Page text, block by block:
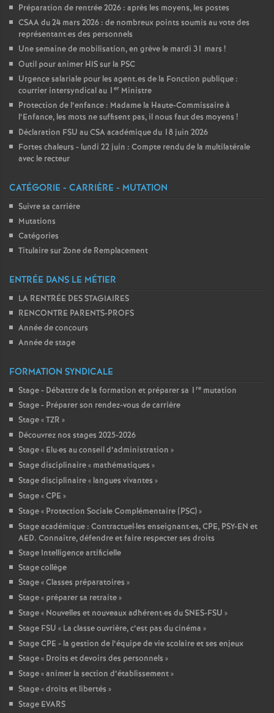
Préparation de rentrée 2026 : après les moyens, les postes
CSAA du 24 mars 2026 : de nombreux points soumis au vote des
représentant·es des personnels
Une semaine de mobilisation, en grève le mardi 31 mars !
Outil pour animer HIS sur la PSC
Urgence salariale pour les agent.es de la Fonction publique :
courrier intersyndical au 1 er Ministre
Protection de l’enfance : Madame la Haute-Commissaire à
l’Enfance, les mots ne suffisent pas, il nous faut des moyens !
Déclaration FSU au CSA académique du 18 juin 2026
Fortes chaleurs - lundi 22 juin : Compte rendu de la multilatérale
avec le recteur
CATÉGORIE - CARRIÈRE - MUTATION
Suivre sa carrière
Mutations
Catégories
Titulaire sur Zone de Remplacement
ENTRÉE DANS LE MÉTIER
LA RENTRÉE DES STAGIAIRES
RENCONTRE PARENTS-PROFS
Année de concours
Année de stage
FORMATION SYNDICALE
Stage - Débattre de la formation et préparer sa 1 re mutation
Stage - Préparer son rendez-vous de carrière
Stage «TZR »
Découvrez nos stages 2025-2026
Stage « Elu·es au conseil d’administration »
Stage disciplinaire « mathématiques »
Stage disciplinaire « langues vivantes »
Stage «CPE »
Stage « Protection Sociale Complémentaire (PSC)»
Stage académique : Contractuel·les enseignant·es, CPE, PSY-EN et
AED. Connaître, défendre et faire respecter ses droits
Stage Intelligence artificielle
Stage collège
Stage «Classes préparatoires »
Stage « préparer sa retraite»
Stage « Nouvelles et nouveaux adhérent·es du SNES-FSU »
Stage FSU « La classe ouvrière, c’est pas du cinéma »
Stage CPE - la gestion de l’équipe de vie scolaire et ses enjeux
Stage « Droits et devoirs des personnels »
Stage «animer la section d’établissement»
Stage «droits et libertés »
Stage EVARS